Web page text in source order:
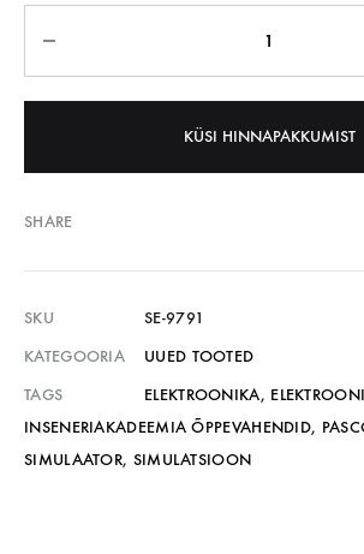
KÜSI HINNAPAKKUMIST
SHARE
SKU
SE-9791
KATEGOORIA
UUED TOOTED
TAGS
ELEKTROONIKA,
INSENERIAKADEEMIA ÕPPEVAHENDID,
SIMULAATOR, SIMULATSIOON